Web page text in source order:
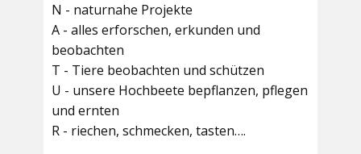
N - naturnahe Projekte
A - alles erforschen, erkunden und
beobachten
T - Tiere beobachten und schützen
U - unsere Hochbeete bepflanzen, pflegen
und ernten
R - riechen, schmecken, tasten….